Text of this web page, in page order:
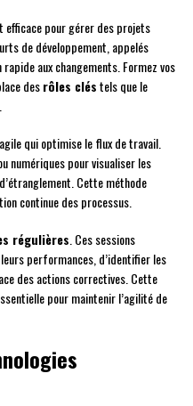
pour gérer des projets
de développement, appelés
aux changements. Formez vos
desrôles cléstels que le
qui optimise le flux de travail.
numériques pour visualiser les
Cette méthode
continue des processus.
régulières . Ces sessions
performances, d’identifier les
des actions correctives. Cette
pour maintenir l’agilité de